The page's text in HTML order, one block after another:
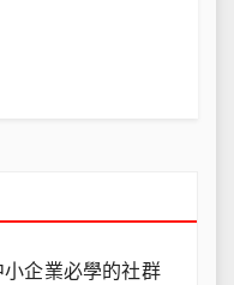
企業必學的社群